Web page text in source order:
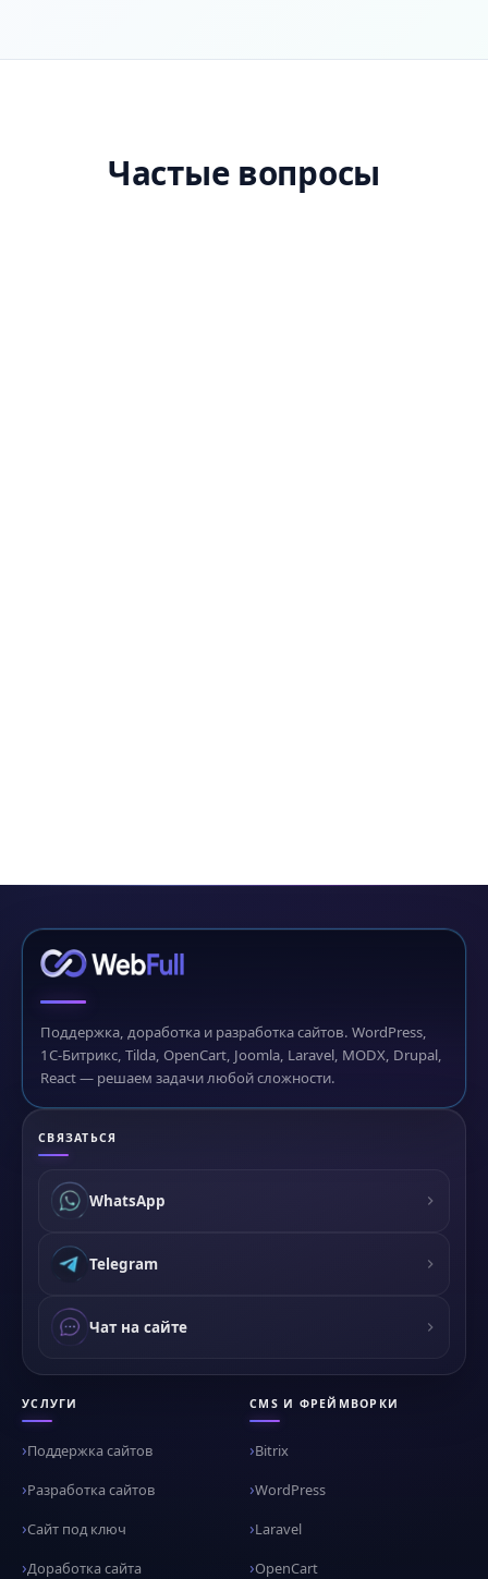
Частые вопросы
Поддержка, доработка и разработка сайтов. WordPress,
1С-Битрикс, Tilda, OpenCart, Joomla, Laravel, MODX, Drupal,
React — решаем задачи любой сложности.
СВЯЗАТЬСЯ
WhatsApp
Telegram
Чат на сайте
УСЛУГИ
Поддержка сайтов
Разработка сайтов
Сайт под ключ
Доработка сайта
CMS И ФРЕЙМВОРКИ
Bitrix
WordPress
Laravel
OpenCart